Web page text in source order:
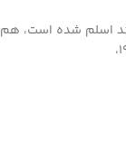
اسلم شده است، هم